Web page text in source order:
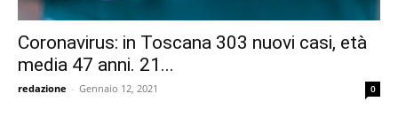
Coronavirus: in Toscana 303 nuovi casi, età
media 47 anni. 21...
redazione - Gennaio 12, 2021 0